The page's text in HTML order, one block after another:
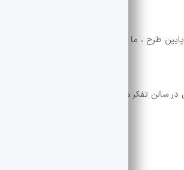
، 5 کودک زیر 5 سال را می بینیم و در پایین طرح ، ما یک نقاشی را می
سالن تفکر هنرها” دیوار نازک “نصب شده است